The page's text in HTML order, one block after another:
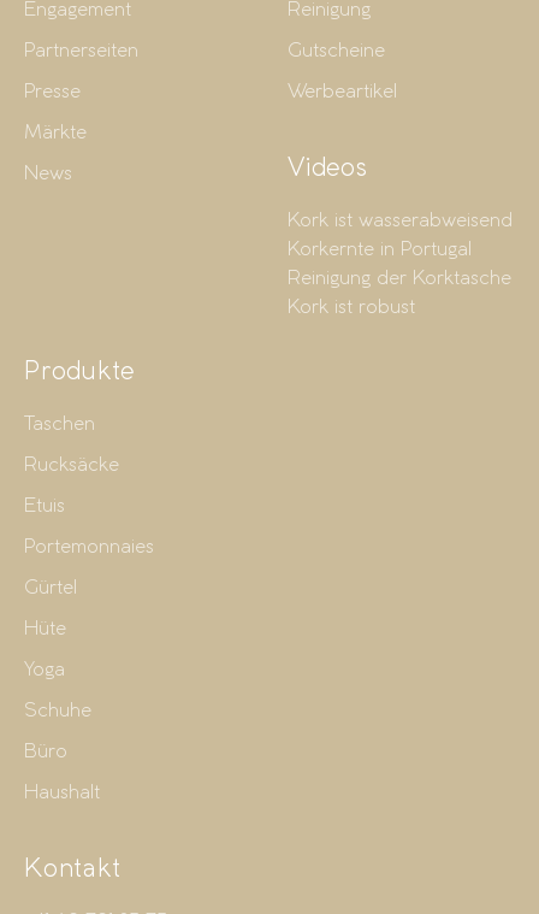
Engagement
Partnerseiten
Presse
Märkte
News
Reinigung
Gutscheine
Werbeartikel
Videos
Kork ist wasserabweisend
Korkernte in Portugal
Reinigung der Korktasche
Kork ist robust
Produkte
Taschen
Rucksäcke
Etuis
Portemonnaies
Gürtel
Hüte
Yoga
Schuhe
Büro
Haushalt
Kontakt